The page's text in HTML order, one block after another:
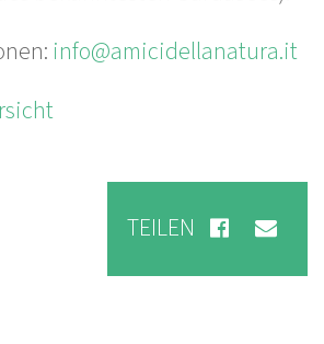
info@amicidellanatura.it
TEILEN